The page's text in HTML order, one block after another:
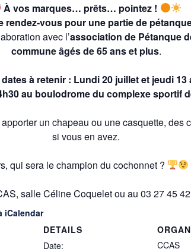
À vos marques… prêts… pointez !
rendez-vous pour une partie de
avec l’association de Pétanque
commune âgés de 65 ans et plus.
à retenir : Lundi 20 juillet et jeudi 13
au boulodrome du complexe sportif
un chapeau ou une casquette,
si vous en avez.
qui sera le champion du cochonnet ?
salle Céline Coquelet ou au 03 27 45
iCalendar
DETAILS
Date:
CCAS